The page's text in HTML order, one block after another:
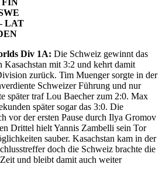
LAT
Div 1A: Die Schweiz gewinnt das
Kasachstan mit 3:2 und kehrt damit
zurück. Tim Muenger sorgte in der
Schweizer Führung und nur
später traf Lou Baecher zum 2:0. Max
später sogar das 3:0. Die
vor der ersten Pause durch Ilya Gromov
Drittel hielt Yannis Zambelli sein Tor
sauber. Kasachstan kam in der
doch die Schweiz brachte die
und bleibt damit auch weiter